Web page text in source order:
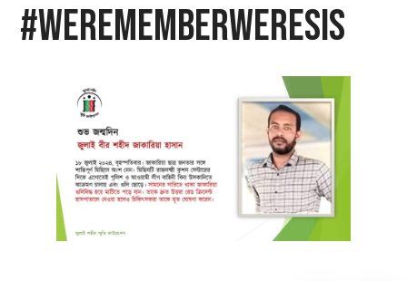
#WeRememberWeResis